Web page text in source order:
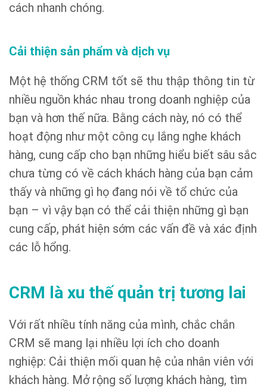
cách nhanh chóng.
Cải thiện sản phẩm và dịch vụ
Một hệ thống CRM tốt sẽ thu thập thông tin từ
nhiều nguồn khác nhau trong doanh nghiệp của
bạn và hơn thế nữa. Bằng cách này, nó có thể
hoạt động như một công cụ lắng nghe khách
hàng, cung cấp cho bạn những hiểu biết sâu sắc
chưa từng có về cách khách hàng của bạn cảm
thấy và những gì họ đang nói về tổ chức của
bạn – vì vậy bạn có thể cải thiện những gì bạn
cung cấp, phát hiện sớm các vấn đề và xác định
các lỗ hổng.
CRM là xu thế quản trị tương lai
Với rất nhiều tính năng của mình, chắc chắn
CRM sẽ mang lại nhiều lợi ích cho doanh
nghiệp: Cải thiện mối quan hệ của nhân viên với
khách hàng. Mở rộng số lượng khách hàng, tìm